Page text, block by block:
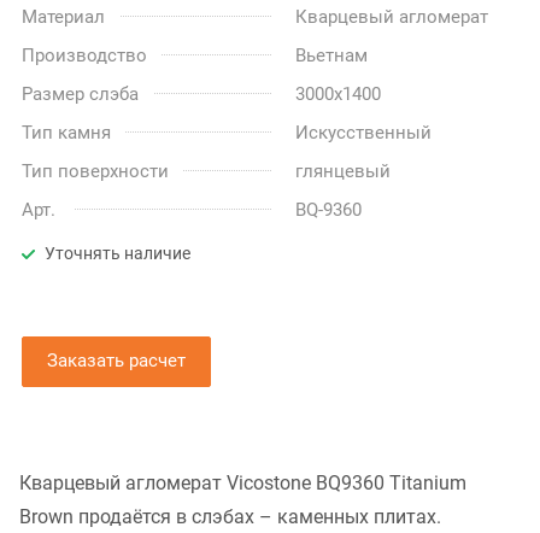
Материал
Кварцевый агломерат
Производство
Вьетнам
Размер слэба
3000x1400
Тип камня
Искусственный
Тип поверхности
глянцевый
Арт.
BQ-9360
Уточнять наличие
Заказать расчет
Кварцевый агломерат Vicostone BQ9360 Titanium
Brown продаётся в слэбах – каменных плитах.